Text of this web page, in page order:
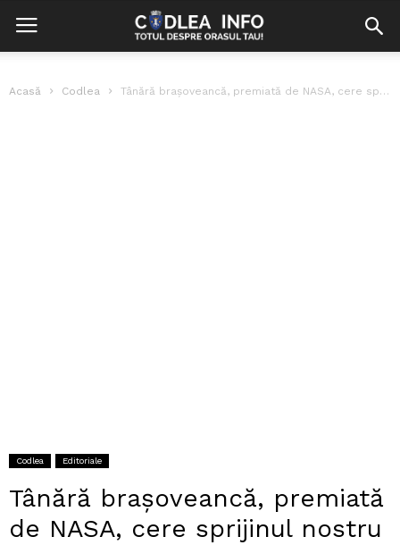
Acasă Codlea Tânără brașoveancă, premiată de NASA, cere sprijinul nostru
Codlea Editoriale
Tânără brașoveancă, premiată
de NASA, cere sprijinul nostru